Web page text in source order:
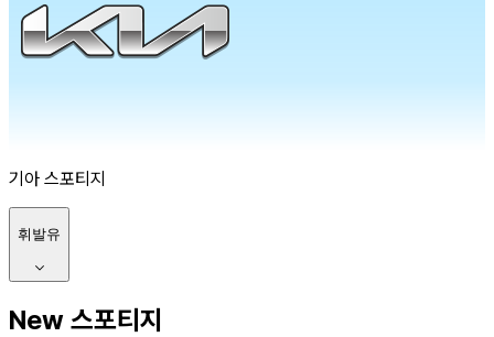
기아 스포티지
휘발유
New 스포티지